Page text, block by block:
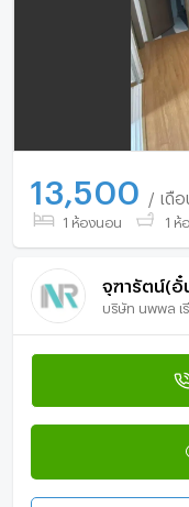
13,500 / เดือ
1 ห้องนอน 1 ห้
จุฑารัตน์(อั๋
บริษัท นพพล เ